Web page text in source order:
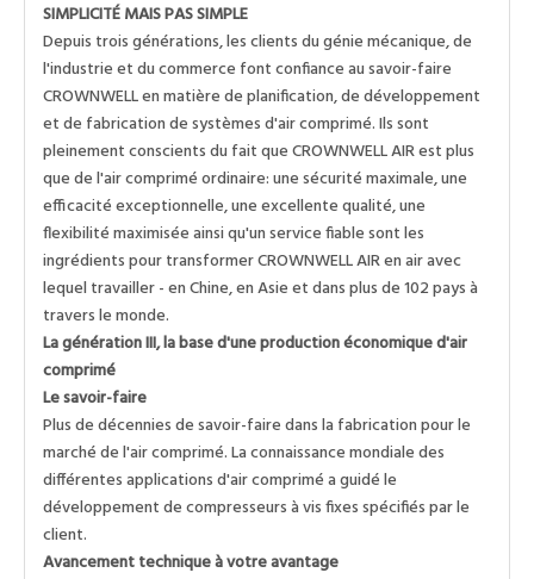
SIMPLICITÉ MAIS PAS SIMPLE
Depuis trois générations, les clients du génie mécanique, de
l'industrie et du commerce font confiance au savoir-faire
CROWNWELL en matière de planification, de développement
et de fabrication de systèmes d'air comprimé. Ils sont
pleinement conscients du fait que CROWNWELL AIR est plus
que de l'air comprimé ordinaire: une sécurité maximale, une
efficacité exceptionnelle, une excellente qualité, une
flexibilité maximisée ainsi qu'un service fiable sont les
ingrédients pour transformer CROWNWELL AIR en air avec
lequel travailler - en Chine, en Asie et dans plus de 102 pays à
travers le monde.
La génération III, la base d'une production économique d'air
comprimé
Le savoir-faire
Plus de décennies de savoir-faire dans la fabrication pour le
marché de l'air comprimé. La connaissance mondiale des
différentes applications d'air comprimé a guidé le
développement de compresseurs à vis fixes spécifiés par le
client.
Avancement technique à votre avantage